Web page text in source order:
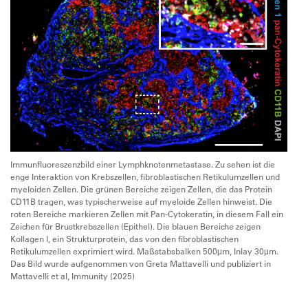
Immunfluoreszenzbild einer Lymphknotenmetastase. Zu sehen ist die
enge Interaktion von Krebszellen, fibroblastischen Retikulumzellen und
myeloiden Zellen. Die grünen Bereiche zeigen Zellen, die das Protein
CD11B tragen, was typischerweise auf myeloide Zellen hinweist. Die
roten Bereiche markieren Zellen mit Pan-Cytokeratin, in diesem Fall ein
Zeichen für Brustkrebszellen (Epithel). Die blauen Bereiche zeigen
Kollagen I, ein Strukturprotein, das von den fibroblastischen
Retikulumzellen exprimiert wird. Maßstabsbalken 500μm, Inlay 30μm.
Das Bild wurde aufgenommen von Greta Mattavelli und publiziert in
Mattavelli et al, Immunity (2025)